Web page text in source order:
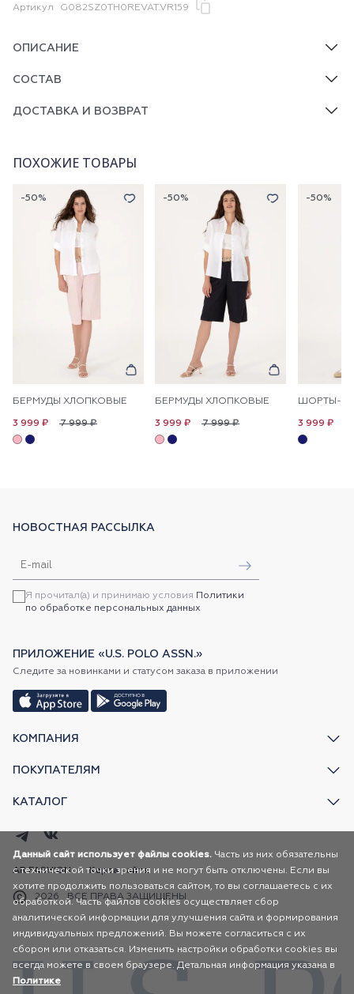
Артикул G082SZ0TH0REVAT.VR159
ОПИСАНИЕ
СОСТАВ
ДОСТАВКА И ВОЗВРАТ
ПОХОЖИЕ ТОВАРЫ
-50%
БЕРМУДЫ ХЛОПКОВЫЕ
7 999 ₽
3 999 ₽
-50%
БЕРМУДЫ ХЛОПКОВЫЕ
7 999 ₽
3 999 ₽
-50%
3 999 ₽
КОМПАНИЯ
ПОКУПАТЕЛЯМ
КАТАЛОГ
НОВОСТНАЯ РАССЫЛКА
Я прочитал(а) и принимаю условия Политики
по обработке персональных данных
ПРИЛОЖЕНИЕ «U.S. POLO ASSN.»
Следите за новинками и статусом заказа в приложении
2026 ВСЕ ПРАВА ЗАЩИЩЕНЫ
AR FASHION Карта сайта
Данный сайт использует файлы cookies. Часть из них обязательны
с технической точки зрения и не могут быть отключены. Если вы
хотите продолжить пользоваться сайтом, то вы соглашаетесь с их
обработкой. Часть файлов cookies осуществляет сбор
аналитической информации для улучшения сайта и формирования
индивидуальных предложений. Вы можете согласиться с их
сбором или отказаться. Изменить настройки обработки cookies вы
всегда можете в своем браузере. Детальная информация указана в
Политике